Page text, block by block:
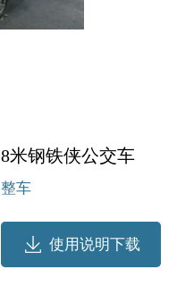
8米钢铁侠公交车
整车
使用说明下载